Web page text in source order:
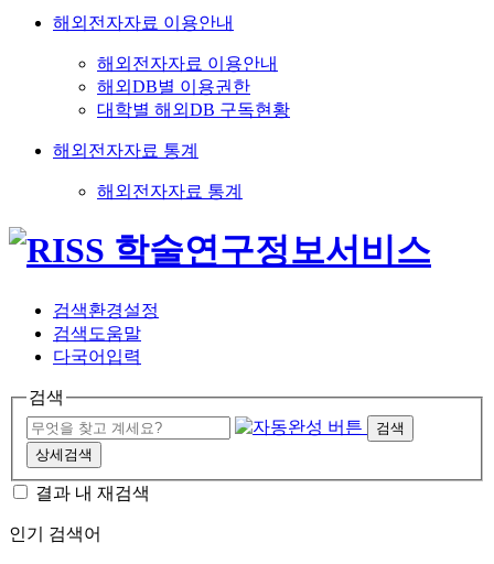
해외전자자료 이용안내
해외전자자료 이용안내
해외DB별 이용권한
대학별 해외DB 구독현황
해외전자자료 통계
해외전자자료 통계
검색환경설정
검색도움말
다국어입력
검색
검색
상세검색
결과 내 재검색
인기 검색어